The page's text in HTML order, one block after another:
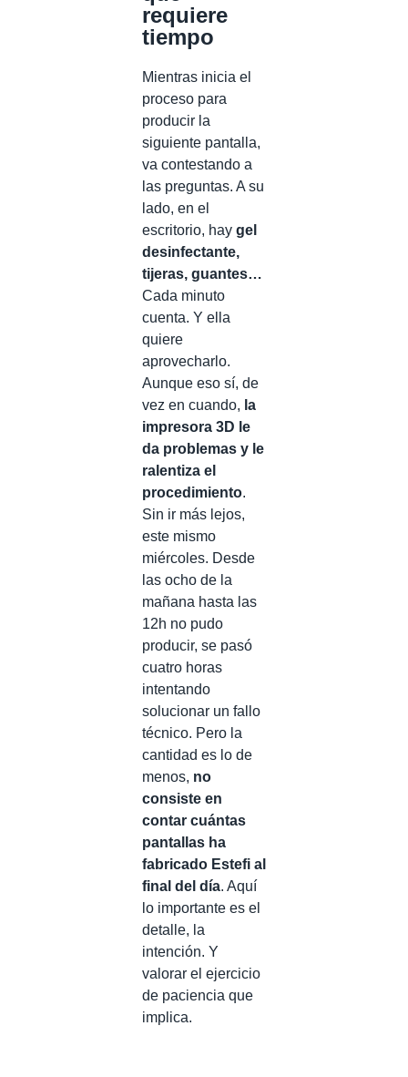
requiere
tiempo
Mientras inicia el
proceso para
producir la
siguiente pantalla,
va contestando a
las preguntas. A su
lado, en el
escritorio, hay gel
desinfectante,
tijeras, guantes…
Cada minuto
cuenta. Y ella
quiere
aprovecharlo.
Aunque eso sí, de
vez en cuando, la
impresora 3D le
da problemas y le
ralentiza el
procedimiento.
Sin ir más lejos,
este mismo
miércoles. Desde
las ocho de la
mañana hasta las
12h no pudo
producir, se pasó
cuatro horas
intentando
solucionar un fallo
técnico. Pero la
cantidad es lo de
menos, no
consiste en
contar cuántas
pantallas ha
fabricado Estefi al
final del día. Aquí
lo importante es el
detalle, la
intención. Y
valorar el ejercicio
de paciencia que
implica.